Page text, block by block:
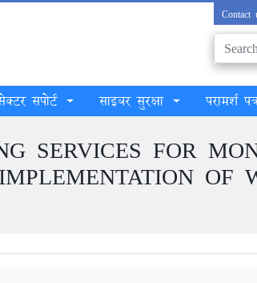
Contact
सपोर्ट साइबर सुरक्षा परामर्श
SERVICES FOR
OF